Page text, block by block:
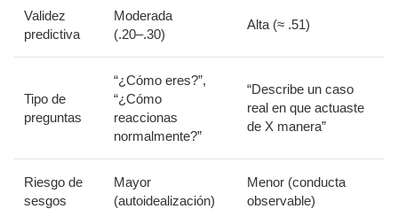
Validez
predictiva
Moderada
(.20–.30)
Alta (≈ .51)
Tipo de
preguntas
“¿Cómo eres?”,
“¿Cómo
reaccionas
normalmente?”
“Describe un caso
real en que actuaste
de X manera”
Riesgo de
sesgos
Mayor
(autoidealización)
Menor (conducta
observable)